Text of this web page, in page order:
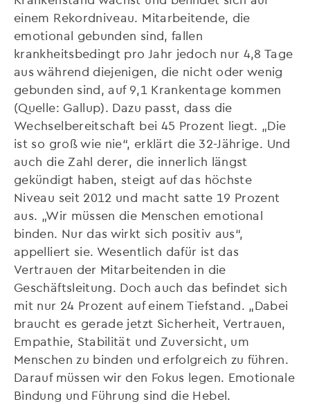
einem Rekordniveau. Mitarbeitende, die
emotional gebunden sind, fallen
krankheitsbedingt pro Jahr jedoch nur 4,8 Tage
aus während diejenigen, die nicht oder wenig
gebunden sind, auf 9,1 Krankentage kommen
(Quelle: Gallup). Dazu passt, dass die
Wechselbereitschaft bei 45 Prozent liegt. „Die
ist so groß wie nie“, erklärt die 32-Jährige. Und
auch die Zahl derer, die innerlich längst
gekündigt haben, steigt auf das höchste
Niveau seit 2012 und macht satte 19 Prozent
aus. „Wir müssen die Menschen emotional
binden. Nur das wirkt sich positiv aus“,
appelliert sie. Wesentlich dafür ist das
Vertrauen der Mitarbeitenden in die
Geschäftsleitung. Doch auch das befindet sich
mit nur 24 Prozent auf einem Tiefstand. „Dabei
braucht es gerade jetzt Sicherheit, Vertrauen,
Empathie, Stabilität und Zuversicht, um
Menschen zu binden und erfolgreich zu führen.
Darauf müssen wir den Fokus legen. Emotionale
Bindung und Führung sind die Hebel.